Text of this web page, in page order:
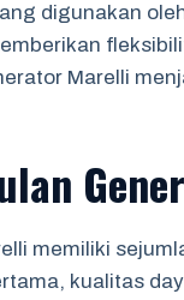
digunakan
Marelli
memiliki
kualitas